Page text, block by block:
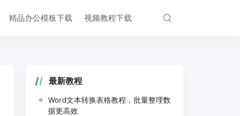
精品办公模板下载 视频教程下载
最新教程
Word文本转换表格教程，批量整理数
据更高效